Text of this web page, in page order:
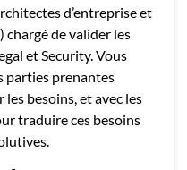
d’entreprise et
chargé de valider les
et Security. Vous
parties prenantes
besoins, et avec les
traduire ces besoins